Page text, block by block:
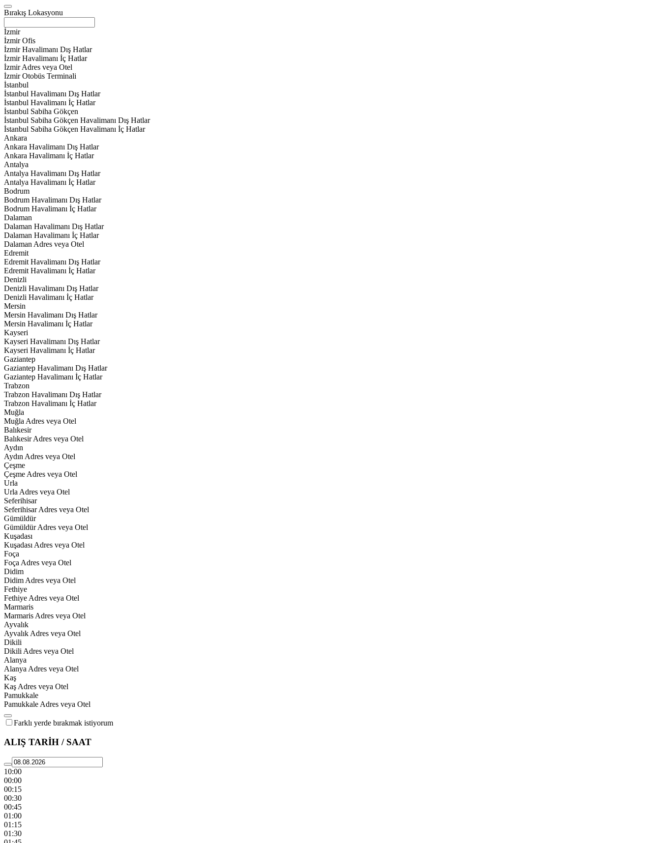
Bırakış Lokasyonu
İzmir
İzmir Ofis
İzmir Havalimanı Dış Hatlar
İzmir Havalimanı İç Hatlar
İzmir Adres veya Otel
İzmir Otobüs Terminali
İstanbul
İstanbul Havalimanı Dış Hatlar
İstanbul Havalimanı İç Hatlar
İstanbul Sabiha Gökçen
İstanbul Sabiha Gökçen Havalimanı Dış Hatlar
İstanbul Sabiha Gökçen Havalimanı İç Hatlar
Ankara
Ankara Havalimanı Dış Hatlar
Ankara Havalimanı İç Hatlar
Antalya
Antalya Havalimanı Dış Hatlar
Antalya Havalimanı İç Hatlar
Bodrum
Bodrum Havalimanı Dış Hatlar
Bodrum Havalimanı İç Hatlar
Dalaman
Dalaman Havalimanı Dış Hatlar
Dalaman Havalimanı İç Hatlar
Dalaman Adres veya Otel
Edremit
Edremit Havalimanı Dış Hatlar
Edremit Havalimanı İç Hatlar
Denizli
Denizli Havalimanı Dış Hatlar
Denizli Havalimanı İç Hatlar
Mersin
Mersin Havalimanı Dış Hatlar
Mersin Havalimanı İç Hatlar
Kayseri
Kayseri Havalimanı Dış Hatlar
Kayseri Havalimanı İç Hatlar
Gaziantep
Gaziantep Havalimanı Dış Hatlar
Gaziantep Havalimanı İç Hatlar
Trabzon
Trabzon Havalimanı Dış Hatlar
Trabzon Havalimanı İç Hatlar
Muğla
Muğla Adres veya Otel
Balıkesir
Balıkesir Adres veya Otel
Aydın
Aydın Adres veya Otel
Çeşme
Çeşme Adres veya Otel
Urla
Urla Adres veya Otel
Seferihisar
Seferihisar Adres veya Otel
Gümüldür
Gümüldür Adres veya Otel
Kuşadası
Kuşadası Adres veya Otel
Foça
Foça Adres veya Otel
Didim
Didim Adres veya Otel
Fethiye
Fethiye Adres veya Otel
Marmaris
Marmaris Adres veya Otel
Ayvalık
Ayvalık Adres veya Otel
Dikili
Dikili Adres veya Otel
Alanya
Alanya Adres veya Otel
Kaş
Kaş Adres veya Otel
Pamukkale
Pamukkale Adres veya Otel
Farklı yerde bırakmak istiyorum
ALIŞ TARİH / SAAT
10:00
00:00
00:15
00:30
00:45
01:00
01:15
01:30